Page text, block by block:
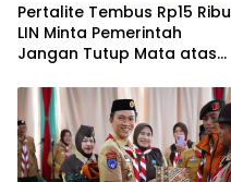
‎Pertalite Tembus Rp15
LIN Minta Pemerintah
Jangan Tutup Mata atas